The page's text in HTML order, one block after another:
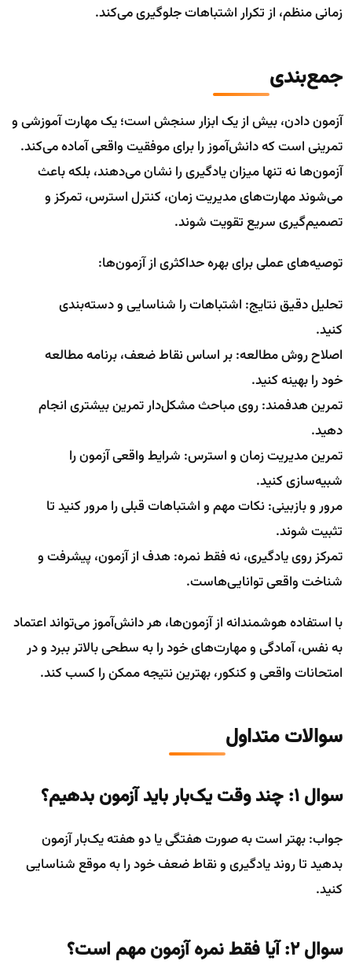
زمانی منظم، از تکرار اشتباهات جلوگیری می‌کند.
جمع‌بندی
آزمون دادن، بیش از یک ابزار سنجش است؛ یک مهارت آموزشی و
تمرینی است که دانش‌آموز را برای موفقیت واقعی آماده می‌کند.
آزمون‌ها نه تنها میزان یادگیری را نشان می‌دهند، بلکه باعث
می‌شوند مهارت‌های مدیریت زمان، کنترل استرس، تمرکز و
تصمیم‌گیری سریع تقویت شوند.
توصیه‌های عملی برای بهره حداکثری از آزمون‌ها:
تحلیل دقیق نتایج: اشتباهات را شناسایی و دسته‌بندی
کنید.
اصلاح روش مطالعه: بر اساس نقاط ضعف، برنامه مطالعه
خود را بهینه کنید.
تمرین هدفمند: روی مباحث مشکل‌دار تمرین بیشتری انجام
دهید.
تمرین مدیریت زمان و استرس: شرایط واقعی آزمون را
شبیه‌سازی کنید.
مرور و بازبینی: نکات مهم و اشتباهات قبلی را مرور کنید تا
تثبیت شوند.
تمرکز روی یادگیری، نه فقط نمره: هدف از آزمون، پیشرفت و
شناخت واقعی توانایی‌هاست.
با استفاده هوشمندانه از آزمون‌ها، هر دانش‌آموز می‌تواند اعتماد
به نفس، آمادگی و مهارت‌های خود را به سطحی بالاتر ببرد و در
امتحانات واقعی و کنکور، بهترین نتیجه ممکن را کسب کند.
سوالات متداول
سوال ۱: چند وقت یک‌بار باید آزمون بدهیم؟
جواب: بهتر است به صورت هفتگی یا دو هفته یک‌بار آزمون
بدهید تا روند یادگیری و نقاط ضعف خود را به موقع شناسایی
کنید.
سوال ۲: آیا فقط نمره آزمون مهم است؟